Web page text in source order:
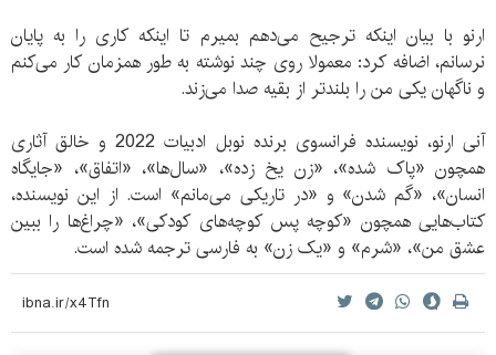
ارنو با بیان اینکه ترجیح می‌دهم بمیرم تا اینکه کاری را به پایان
نرسانم، اضافه کرد: معمولا روی چند نوشته به طور همزمان کار می‌کنم
و ناگهان یکی من را بلندتر از بقیه صدا می‌زند.
آنی ارنو، نویسنده فرانسوی برنده نوبل ادبیات 2022 و خالق آثاری
همچون «پاک شده»، «زن یخ زده»، «سال‌ها»، «اتفاق»، «جایگاه
انسان»، «گم شدن» و «در تاریکی می‌مانم» است. از این نویسنده،
کتاب‌هایی همچون «کوچه پس کوچه‌های کودکی»، «چراغ‌ها را ببین
عشق من»، «شرم» و «یک زن» به فارسی ترجمه شده است.